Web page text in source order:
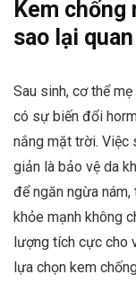
Kem chống
sao lại
Sau sinh, cơ thể
có sự biến đổi
nắng mặt trời. Việc
giản là bảo vệ da
để ngăn ngừa
khỏe mạnh không
lượng tích cực cho
lựa chọn kem